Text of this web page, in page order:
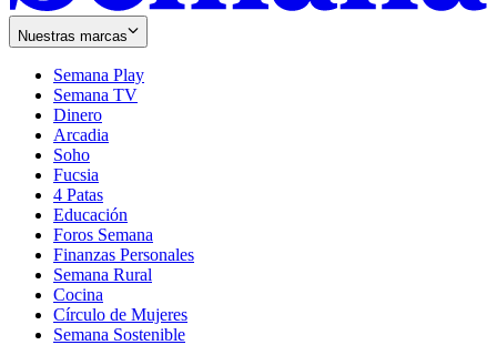
Nuestras marcas
Semana Play
Semana TV
Dinero
Arcadia
Soho
in
new
window
Fucsia
in
new
window
4 Patas
Educación
Foros Semana
Finanzas Personales
Semana Rural
Cocina
Círculo de Mujeres
Semana Sostenible